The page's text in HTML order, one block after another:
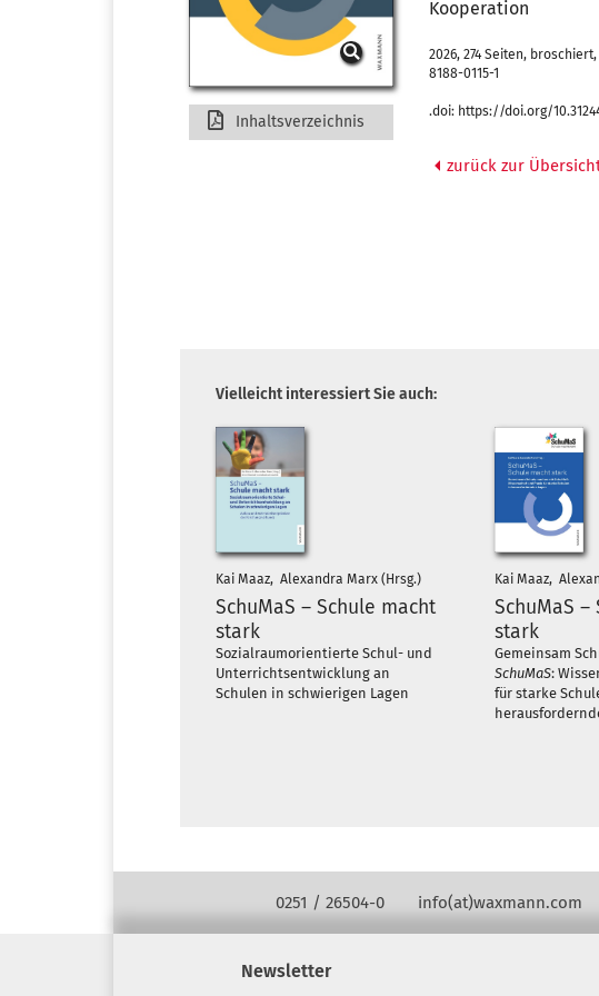
Inhaltsverzeichnis
Kooperation
2026, 274 Seiten,
8188-0115-1
.doi: https://doi.org/
zurück zur
Vielleicht interessiert Sie auch:
Kai Maaz, Alexandra Marx (Hrsg.)
SchuMaS – Schule macht
stark
Sozialraumorientierte Schul- und
Unterrichtsentwicklung an
Schulen in schwierigen Lagen
Kai Maaz,
SchuMaS
stark
Gemeinsam
SchuMaS:
für starke
Kontakt Navigation
0251 / 26504-0 info(at)waxmann.com
Newsletter